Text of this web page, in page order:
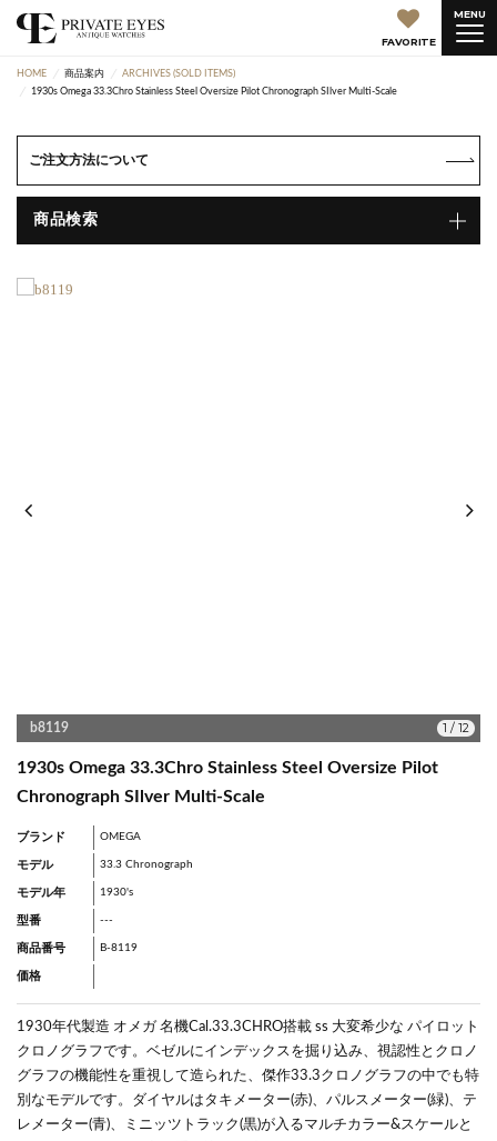
FAVORITE
MENU
HOME 商品案内
ARCHIVES (SOLD ITEMS)
1930s Omega 33.3Chro Stainless Steel Oversize Pilot Chronograph SIlver Multi-Scale
ご注文方法について
商品検索
b8119 1 / 12
1930s Omega 33.3Chro Stainless Steel Oversize Pilot
Chronograph SIlver Multi-Scale
ブランド OMEGA
モデル 33.3 Chronograph
モデル年 1930's
型番 ---
商品番号 B-8119
価格
1930年代製造 オメガ 名機Cal.33.3CHRO搭載 ss 大変希少な パイロット
クロノグラフです。ベゼルにインデックスを掘り込み、視認性とクロノ
グラフの機能性を重視して造られた、傑作33.3クロノグラフの中でも特
別なモデルです。ダイヤルはタキメーター(赤)、パルスメーター(緑)、テ
レメーター(青)、ミニッツトラック(黒)が入るマルチカラー&スケールと